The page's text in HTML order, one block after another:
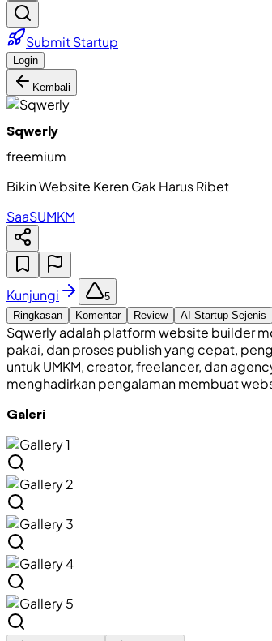
Submit Startup
Login
Kembali
Sqwerly
freemium
Bikin Website Keren Gak Harus Ribet
SaaSUMKM
Kunjungi
5
Ringkasan
Komentar Review AI Startup Sejenis
Sqwerly adalah platform website builder
pakai, dan proses publish yang cepat,
untuk UMKM, creator, freelancer, dan
menghadirkan pengalaman membuat
Galeri